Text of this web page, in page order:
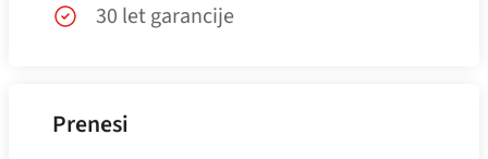
30 let garancije
Prenesi